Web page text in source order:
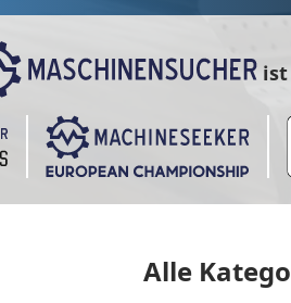
ist
Alle